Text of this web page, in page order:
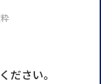
ださい。